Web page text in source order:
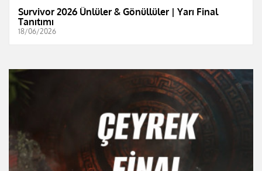
Survivor 2026 Ünlüler & Gönüllüler | Yarı Final
Tanıtımı
18/06/2026